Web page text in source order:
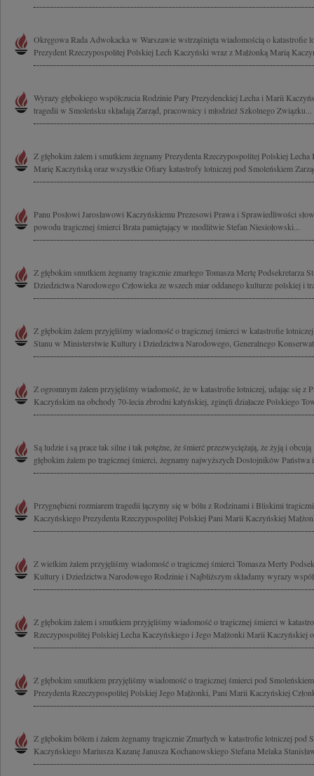
Okręgowa Rada Adwokacka w Warszawie wstrząśnięta wiadomością o katastrofie
Prezydent Rzeczypospolitej Polskiej Lech Kaczyński wraz z Małżonką Marią
Wyrazy głębokiego współczucia Rodzinie Pary Prezydenckiej Lecha i Marii
tragedii w Smoleńsku składają Zarząd, pracownicy i młodzież Szkolnego Związku...
Z głębokim żalem i smutkiem żegnamy Prezydenta Rzeczypospolitej Polskiej Lecha
Marię Kaczyńską oraz wszystkie Ofiary katastrofy lotniczej pod Smoleńskiem
Panu Posłowi Jarosławowi Kaczyńskiemu Prezesowi Prawa i Sprawiedliwości
powodu tragicznej śmierci Brata pamiętający w modlitwie Stefan Niesiołowski...
Z głębokim smutkiem żegnamy tragicznie zmarłego Tomasza Mertę
Dziedzictwa Narodowego Człowieka ze wszech miar oddanego kulturze polskiej i
Z głębokim żalem przyjęliśmy wiadomość o tragicznej śmierci w katastrofie
Stanu w Ministerstwie Kultury i Dziedzictwa Narodowego, Generalnego
Z ogromnym żalem przyjęliśmy wiadomość, że w katastrofie lotniczej, udając się z
Kaczyńskim na obchody 70-lecia zbrodni katyńskiej, zginęli działacze Polskiego
Są ludzie i są prace tak silne i tak potężne, że śmierć przezwyciężają, że żyją i
głębokim żalem po tragicznej śmierci, żegnamy najwyższych Dostojników Państwa
Przygnębieni rozmiarem tragedii łączymy się w bólu z Rodzinami i Bliskimi
Kaczyńskiego Prezydenta Rzeczypospolitej Polskiej Pani Marii Kaczyńskiej
Z wielkim żalem przyjęliśmy wiadomość o tragicznej śmierci Tomasza Merty
Kultury i Dziedzictwa Narodowego Rodzinie i Najbliższym składamy wyrazy
Z głębokim żalem i smutkiem przyjęliśmy wiadomość o tragicznej śmierci w
Rzeczypospolitej Polskiej Lecha Kaczyńskiego i Jego Małżonki Marii Kaczyńskiej
Z głębokim smutkiem przyjęliśmy wiadomość o tragicznej śmierci pod
Prezydenta Rzeczypospolitej Polskiej Jego Małżonki, Pani Marii Kaczyńskiej
Z głębokim bólem i żalem żegnamy tragicznie Zmarłych w katastrofie lotniczej pod
Kaczyńskiego Mariusza Kazanę Janusza Kochanowskiego Stefana Melaka